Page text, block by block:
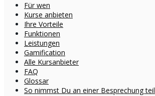
Für wen
Kurse anbieten
Ihre Vorteile
Funktionen
Leistungen
Gamification
Alle Kursanbieter
FAQ
Glossar
So nimmst Du an einer Besprechung teil